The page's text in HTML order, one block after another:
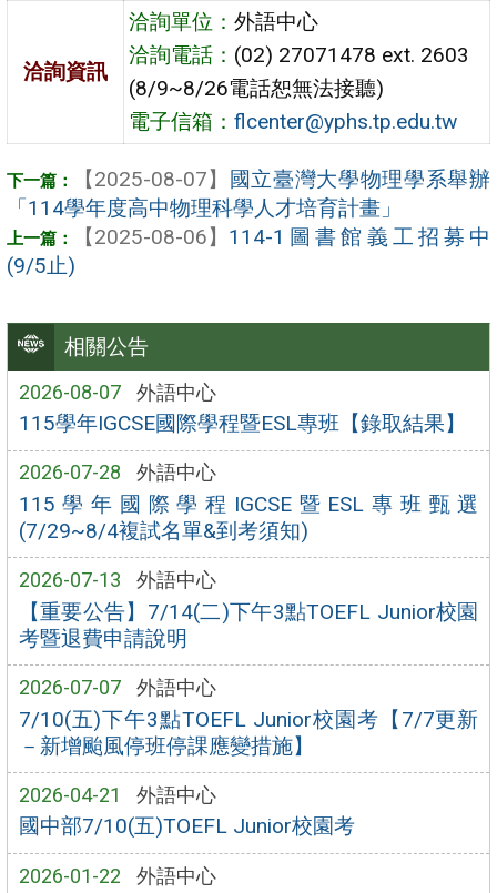
相關公告
2026-08-07 外語中心
115學年IGCSE國際學程暨ESL專班【錄取結果】
2026-07-28 外語中心
115學年國際學程IGCSE暨ESL專班甄選
(7/29~8/4複試名單&到考須知)
2026-07-13 外語中心
【重要公告】7/14(二)下午3點TOEFL Junior校園
考暨退費申請說明
2026-07-07 外語中心
7/10(五)下午3點TOEFL Junior校園考【7/7更新
－新增颱風停班停課應變措施】
2026-04-21 外語中心
國中部7/10(五)TOEFL Junior校園考
2026-01-22 外語中心
洽詢資訊
洽詢單位：外語中心
洽詢電話： (02) 27071478 ext. 2603
(8/9~8/26電話恕無法接聽)
電子信箱：flcenter@yphs.tp.edu.tw
【2025-08-07】 國立臺灣大學物理學系舉辦
「114學年度高中物理科學人才培育計畫」
【2025-08-06】 114-1圖書館義工招募中
(9/5止)